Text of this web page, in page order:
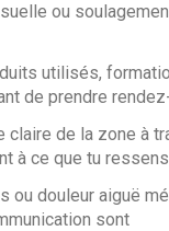
ou
utilisés,
de prendre
de la zone à
à ce que tu
ou douleur aiguë
sont